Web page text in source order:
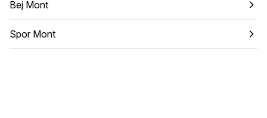
Bej Mont
Spor Mont